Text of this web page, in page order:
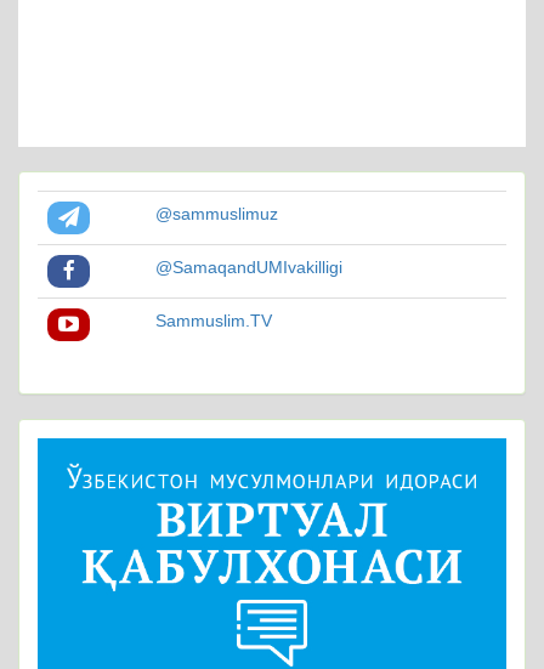
@sammuslimuz
@SamaqandUMIvakilligi
Sammuslim.TV